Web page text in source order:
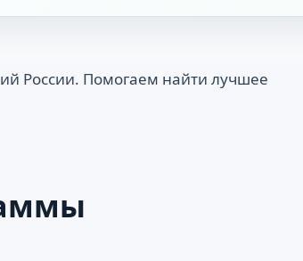
России. Помогаем найти лучшее